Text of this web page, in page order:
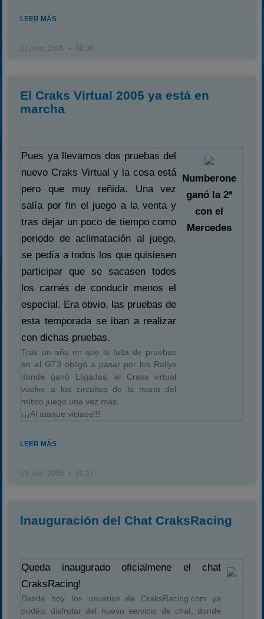
LEER MÁS
21 julio, 2005 08:36
El Craks Virtual 2005 ya está en
marcha
Pues ya llevamos dos pruebas del
nuevo Craks Virtual y la cosa está
pero que muy reñida. Una vez
salía por fin el juego a la venta y
tras dejar un poco de tiempo como
periodo de aclimatación al juego,
se pedía a todos los que quisiesen
participar que se sacasen todos
los carnés de conducir menos el
especial. Era obvio, las pruebas de
esta temporada se iban a realizar
con dichas pruebas.
Tras un año en que la falta de pruebas
en el GT3 obligó a pasar por los Rallys
donde ganó Lligadas, el Craks virtual
vuelve a los circuitos de la mano del
mítico juego una vez más.
¡¡¡Al ataque viciaos!!!
Numberone
ganó la 2ª
con el
Mercedes
LEER MÁS
19 julio, 2005 20:27
Inauguración del Chat CraksRacing
Queda inaugurado oficialmene el chat
CraksRacing!
Desde hoy, los usuarios de CraksRacing.com ya
podéis disfrutar del nuevo servicio de chat, donde